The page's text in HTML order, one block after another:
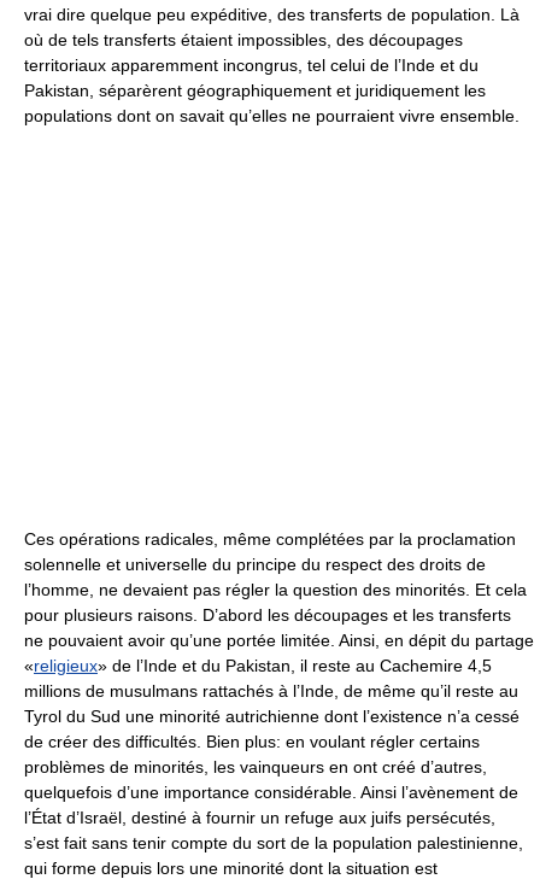
vrai dire quelque peu expéditive, des transferts de population. Là
où de tels transferts étaient impossibles, des découpages
territoriaux apparemment incongrus, tel celui de l’Inde et du
Pakistan, séparèrent géographiquement et juridiquement les
populations dont on savait qu’elles ne pourraient vivre ensemble.
Ces opérations radicales, même complétées par la proclamation
solennelle et universelle du principe du respect des droits de
l’homme, ne devaient pas régler la question des minorités. Et cela
pour plusieurs raisons. D’abord les découpages et les transferts
ne pouvaient avoir qu’une portée limitée. Ainsi, en dépit du partage
«religieux» de l’Inde et du Pakistan, il reste au Cachemire 4,5
millions de musulmans rattachés à l’Inde, de même qu’il reste au
Tyrol du Sud une minorité autrichienne dont l’existence n’a cessé
de créer des difficultés. Bien plus: en voulant régler certains
problèmes de minorités, les vainqueurs en ont créé d’autres,
quelquefois d’une importance considérable. Ainsi l’avènement de
l’État d’Israël, destiné à fournir un refuge aux juifs persécutés,
s’est fait sans tenir compte du sort de la population palestinienne,
qui forme depuis lors une minorité dont la situation est